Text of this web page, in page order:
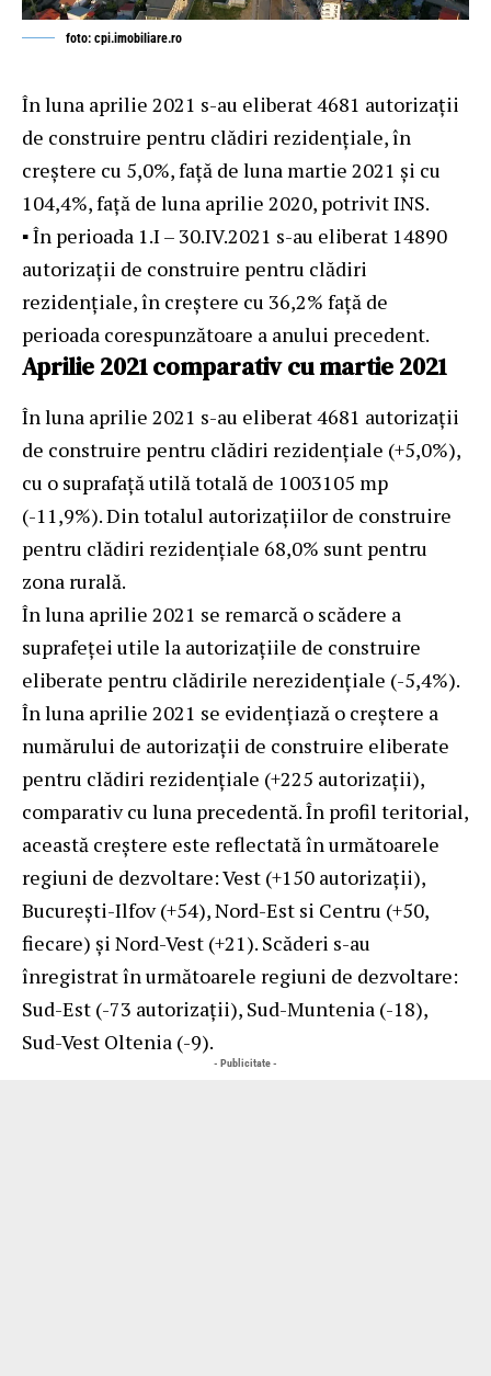
foto: cpi.imobiliare.ro
În luna aprilie 2021 s-au eliberat 4681 autorizaţii
de construire pentru clădiri rezidenţiale, în
creştere cu 5,0%, faţă de luna martie 2021 şi cu
104,4%, faţă de luna aprilie 2020, potrivit INS.
▪ În perioada 1.I – 30.IV.2021 s-au eliberat 14890
autorizaţii de construire pentru clădiri
rezidenţiale, în creştere cu 36,2% faţă de
perioada corespunzătoare a anului precedent.
Aprilie 2021 comparativ cu martie 2021
În luna aprilie 2021 s-au eliberat 4681 autorizaţii
de construire pentru clădiri rezidenţiale (+5,0%),
cu o suprafață utilă totală de 1003105 mp
(-11,9%). Din totalul autorizațiilor de construire
pentru clădiri rezidenţiale 68,0% sunt pentru
zona rurală.
În luna aprilie 2021 se remarcă o scădere a
suprafeţei utile la autorizaţiile de construire
eliberate pentru clădirile nerezidenţiale (-5,4%).
În luna aprilie 2021 se evidenţiază o creştere a
numărului de autorizaţii de construire eliberate
pentru clădiri rezidenţiale (+225 autorizaţii),
comparativ cu luna precedentă. În profil teritorial,
această creştere este reflectată în următoarele
regiuni de dezvoltare: Vest (+150 autorizaţii),
Bucureşti-Ilfov (+54), Nord-Est si Centru (+50,
fiecare) şi Nord-Vest (+21). Scăderi s-au
înregistrat în următoarele regiuni de dezvoltare:
Sud-Est (-73 autorizaţii), Sud-Muntenia (-18),
Sud-Vest Oltenia (-9).
- Publicitate -